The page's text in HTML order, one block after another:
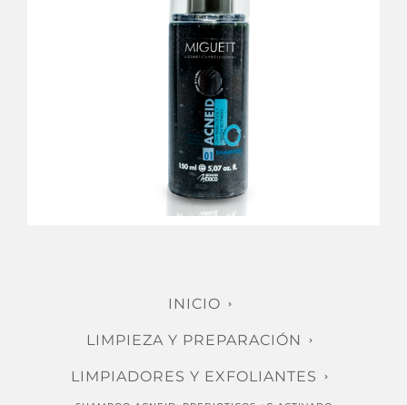
INICIO
LIMPIEZA Y PREPARACIÓN
LIMPIADORES Y EXFOLIANTES